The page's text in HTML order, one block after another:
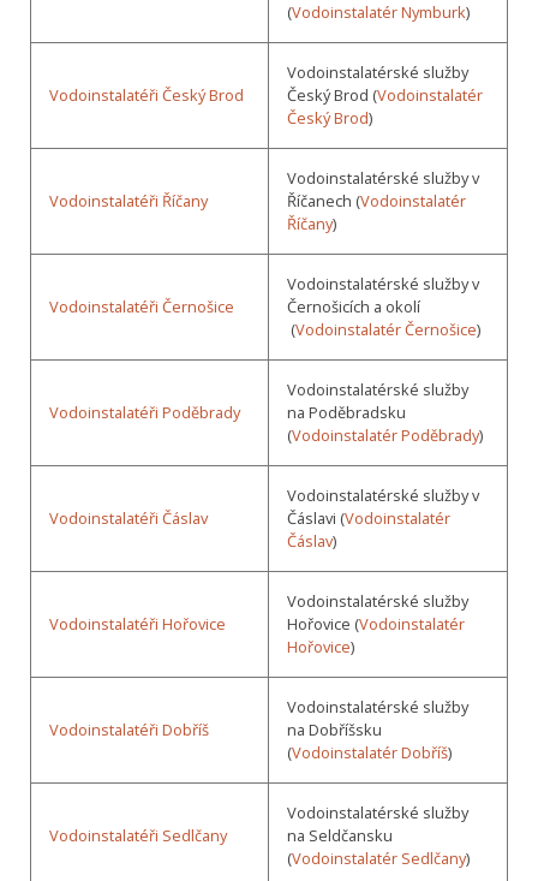
(Vodoinstalatér Nymburk)
Vodoinstalatéři Český Brod
Vodoinstalatérské služby
Český Brod (Vodoinstalatér
Český Brod)
Vodoinstalatéři Říčany
Vodoinstalatérské služby v
Říčanech (Vodoinstalatér
Říčany)
Vodoinstalatéři Černošice
Vodoinstalatérské služby v
Černošicích a okolí
(Vodoinstalatér Černošice)
Vodoinstalatéři Poděbrady
Vodoinstalatérské služby
na Poděbradsku
(Vodoinstalatér Poděbrady)
Vodoinstalatéři Čáslav
Vodoinstalatérské služby v
Čáslavi (Vodoinstalatér
Čáslav)
Vodoinstalatéři Hořovice
Vodoinstalatérské služby
Hořovice (Vodoinstalatér
Hořovice)
Vodoinstalatéři Dobříš
Vodoinstalatérské služby
na Dobříšsku
(Vodoinstalatér Dobříš)
Vodoinstalatéři Sedlčany
Vodoinstalatérské služby
na Seldčansku
(Vodoinstalatér Sedlčany)